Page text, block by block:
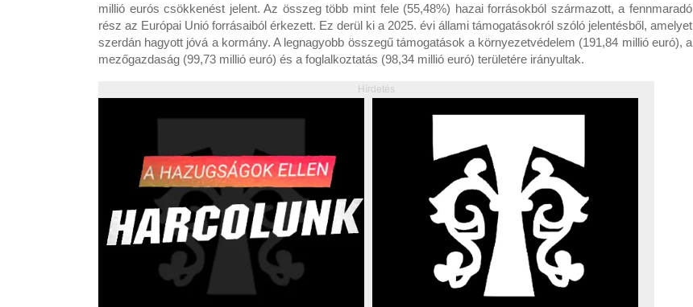
millió eurós csökkenést jelent. Az összeg több mint fele (55,48%) hazai forrásokból származott, a fennmaradó
rész az Európai Unió forrásaiból érkezett. Ez derül ki a 2025. évi állami támogatásokról szóló jelentésből, amelyet
szerdán hagyott jóvá a kormány. A legnagyobb összegű támogatások a környezetvédelem (191,84 millió euró), a
mezőgazdaság (99,73 millió euró) és a foglalkoztatás (98,34 millió euró) területére irányultak.
Hírdetés